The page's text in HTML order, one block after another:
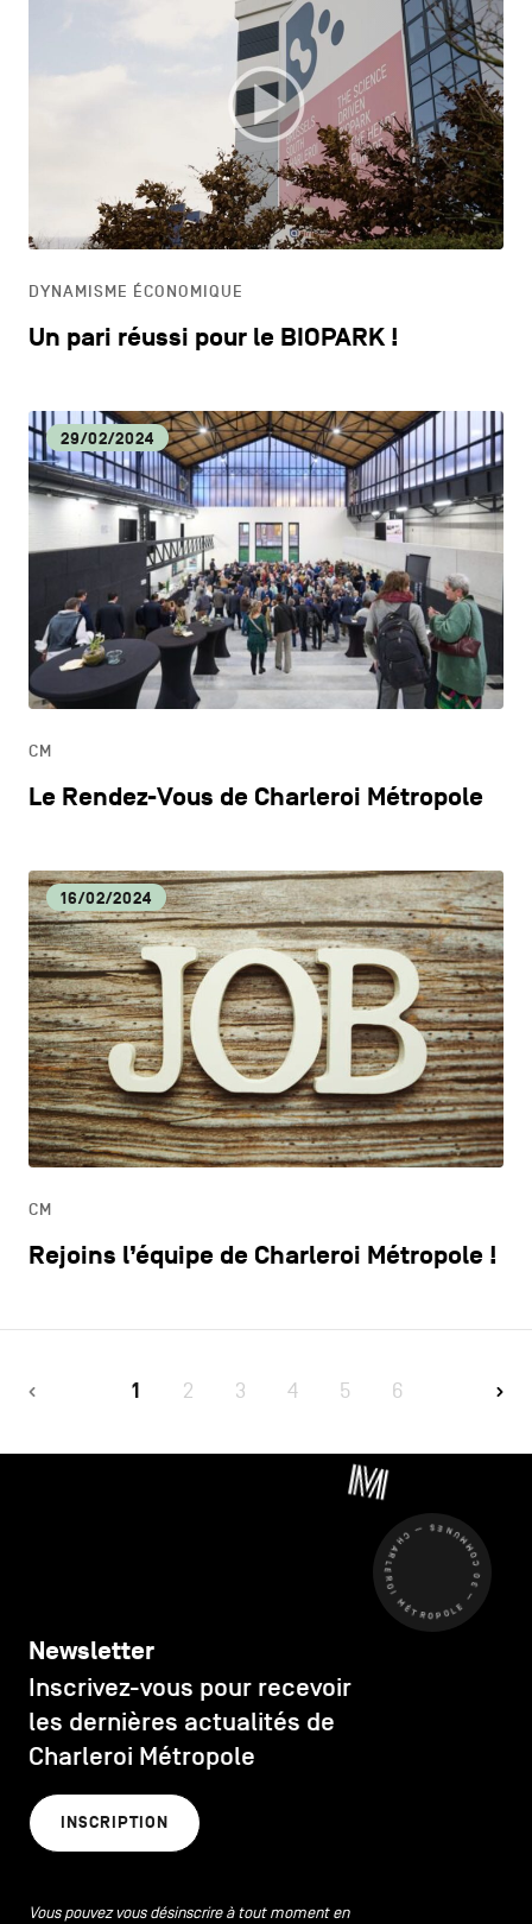
DYNAMISME ÉCONOMIQUE
Un pari réussi pour le BIOPARK !
29/02/2024
CM
Le Rendez-Vous de Charleroi Métropole
16/02/2024
CM
Rejoins l’équipe de Charleroi Métropole !
1 2 3 4 5 6
CHARLEROI MÉTROPOLE — 30 COMMUNES —
Newsletter
Inscrivez-vous pour recevoir
les dernières actualités de
Charleroi Métropole
INSCRIPTION
Vous pouvez vous désinscrire à tout moment en